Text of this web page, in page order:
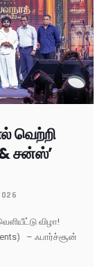
வெற்றி
சன்ஸ்’
விழா!
– ஃபார்ச்சூன்